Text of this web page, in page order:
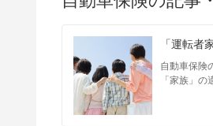
「運転者
自動車保険
「家族」